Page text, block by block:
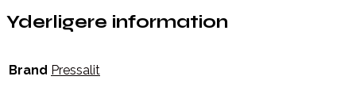
Yderligere information
Brand Pressalit